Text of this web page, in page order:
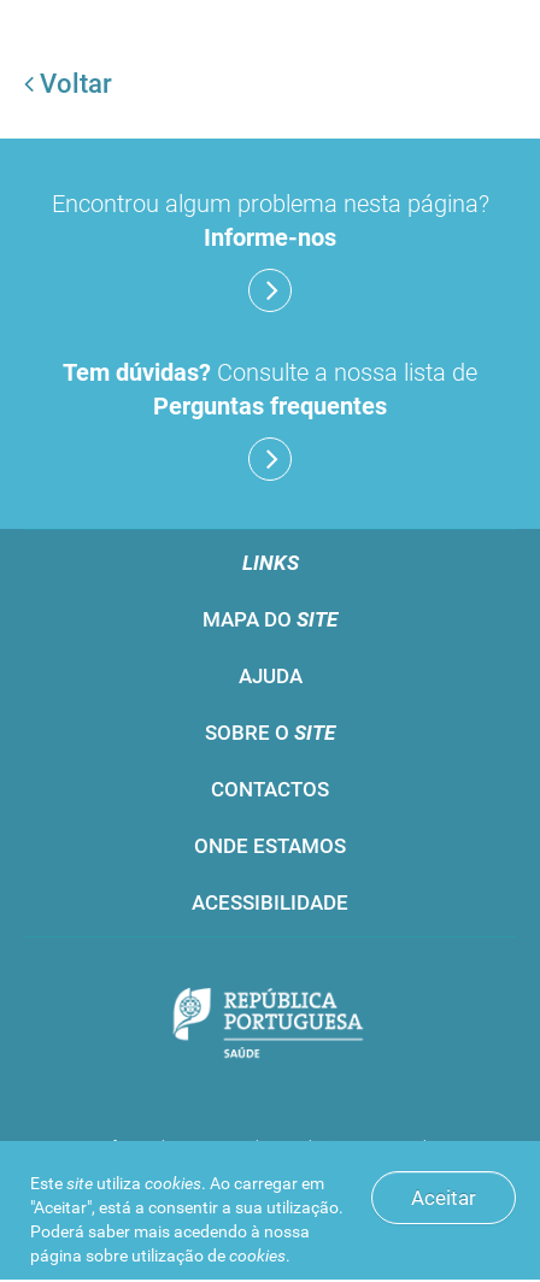
Voltar
Aceitar
Estesite utiliza cookies. Ao carregar em
"Aceitar", está a consentir a sua utilização.
Poderá saber mais acedendo à nossa
página sobre utilização decookies.
Encontrou algum problema nesta página?
Informe-nos
Tem dúvidas? Consulte a nossa lista de
Perguntas frequentes
LINKS
MAPA DO SITE
AJUDA
SOBRE O SITE
CONTACTOS
ONDE ESTAMOS
ACESSIBILIDADE
Infarmed © 2016. Todos os direitos reservados